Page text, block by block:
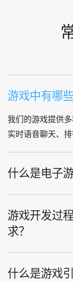
游戏中有哪
我们的游戏提供
实时语音聊天、
什么是电子
游戏开发过
求？
什么是游戏